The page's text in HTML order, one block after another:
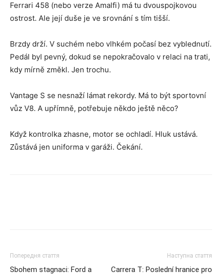
Ferrari 458 (nebo verze Amalfi) má tu dvouspojkovou
ostrost. Ale její duše je ve srovnání s tím tišší.
Brzdy drží. V suchém nebo vlhkém počasí bez vyblednutí.
Pedál byl pevný, dokud se nepokračovalo v relaci na trati,
kdy mírně změkl. Jen trochu.
Vantage S se nesnaží lámat rekordy. Má to být sportovní
vůz V8. A upřímně, potřebuje někdo ještě něco?
Když kontrolka zhasne, motor se ochladí. Hluk ustává.
Zůstává jen uniforma v garáži. Čekání.
Попередня стаття
Sbohem stagnaci: Ford a
Наступна стаття
Carrera T: Poslední hranice pro